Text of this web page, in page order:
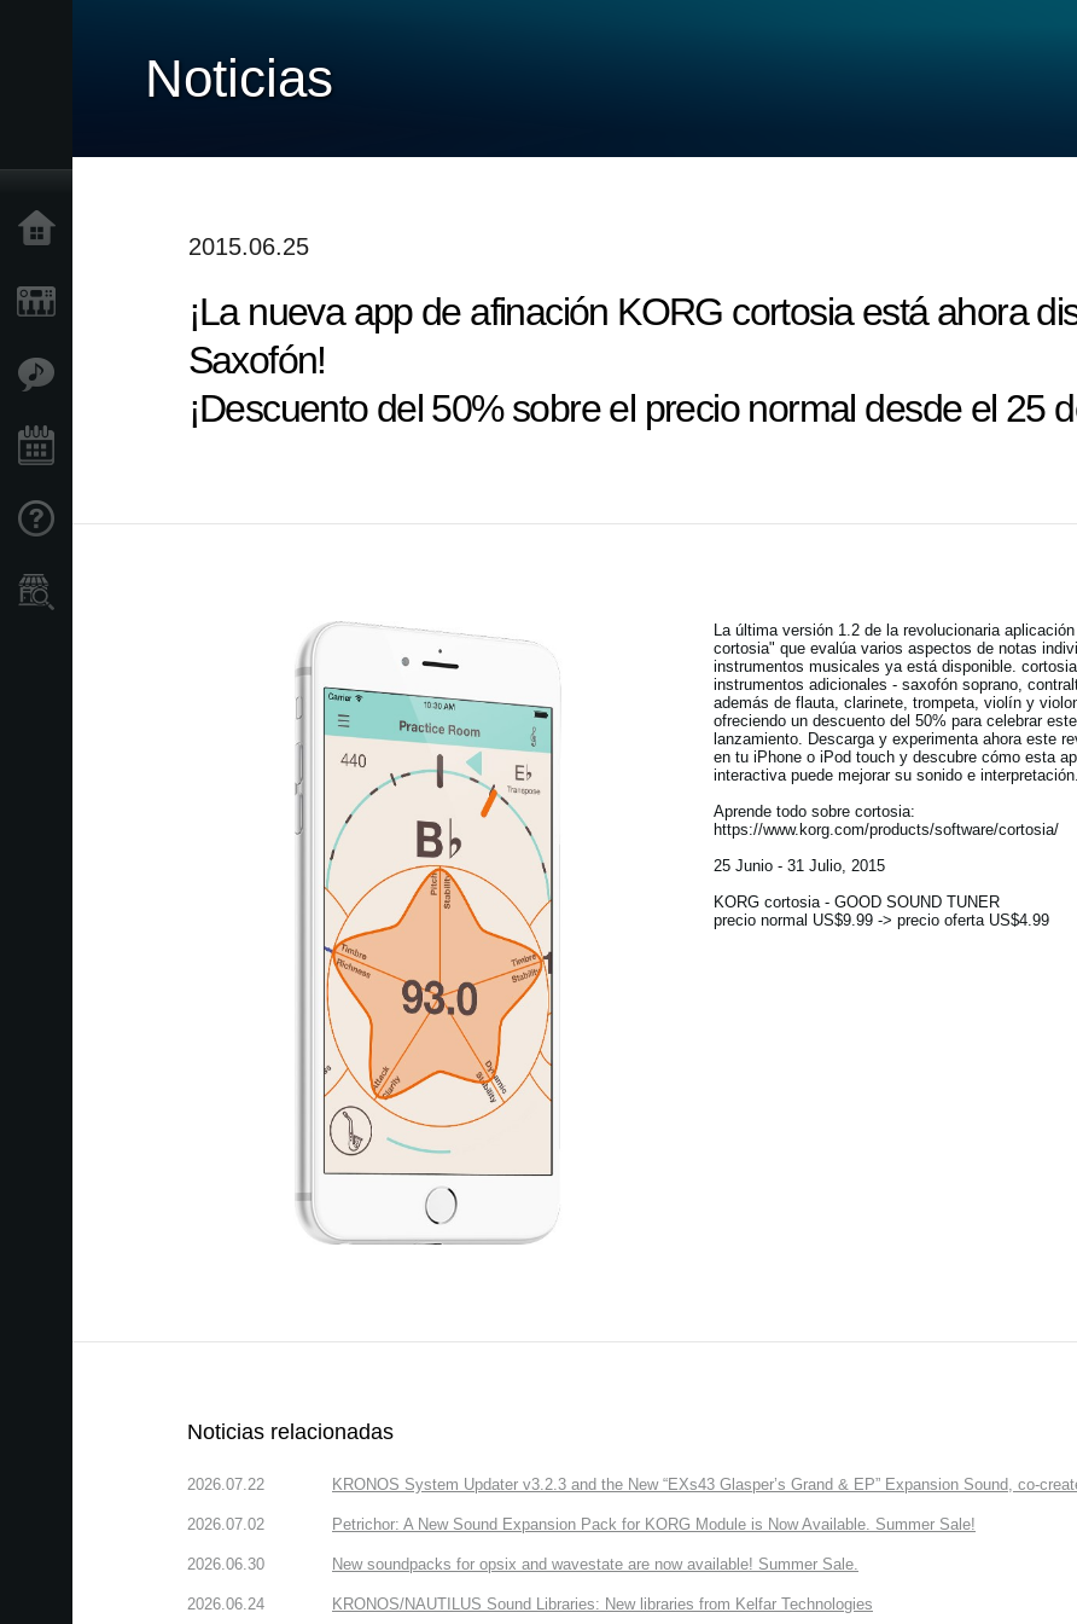
Características
Soporte
Noticias
2015.06.25
¡La nueva app de afinación KORG cortosia está ahora
Saxofón!
¡Descuento del 50% sobre el precio normal desde el 25
La última versión 1.2 de la revolucionaria
cortosia" que evalúa varios aspectos de notas
instrumentos musicales ya está disponible.
instrumentos adicionales - saxofón soprano,
además de flauta, clarinete, trompeta, violín y
ofreciendo un descuento del 50% para celebrar
lanzamiento. Descarga y experimenta ahora este
en tu iPhone o iPod touch y descubre cómo esta
interactiva puede mejorar su sonido e interpretación.
Aprende todo sobre cortosia:
https://www.korg.com/products/software/cortosia/
25 Junio - 31 Julio, 2015
KORG cortosia - GOOD SOUND TUNER
precio normal US$9.99 -> precio oferta US$4.99
Noticias relacionadas
2026.07.22 KRONOS System Updater v3.2.3 and the New “EXs43 Glasper’s Grand & EP” Expansion Sound, co-
2026.07.02 Petrichor: A New Sound Expansion Pack for KORG Module is Now Available. Summer Sale!
2026.06.30 New soundpacks for opsix and wavestate are now available! Summer Sale.
2026.06.24 KRONOS/NAUTILUS Sound Libraries: New libraries from Kelfar Technologies